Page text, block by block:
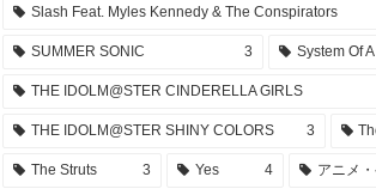
Slash Feat. Myles Kennedy & The Conspirators
SUMMER SONIC 3 System Of
THE IDOLM@STER CINDERELLA GIRLS
THE IDOLM@STER SHINY COLORS 3
The Struts 3 Yes 4 アニメ